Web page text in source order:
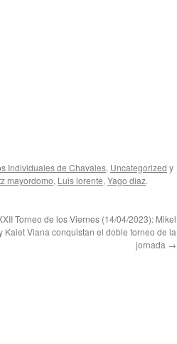
Individuales de Chavales, Uncategorized y
mayordomo, Luis lorente, Yago diaz.
Torneo de los Viernes (14/04/2023): Mikel
Kaiet Viana conquistan el doble torneo de la
jornada →